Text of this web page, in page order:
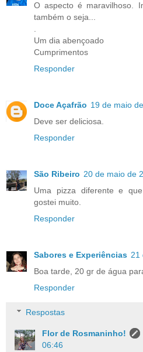
O aspecto é maravilhoso.
também o seja...
.
Um dia abençoado
Cumprimentos
Responder
Doce Açafrão 19 de maio
Deve ser deliciosa.
Responder
São Ribeiro 20 de maio de
Uma pizza diferente e
gostei muito.
Responder
Sabores e Experiências 21
Boa tarde, 20 gr de água
Responder
Respostas
Flor de Rosmaninho!
06:46